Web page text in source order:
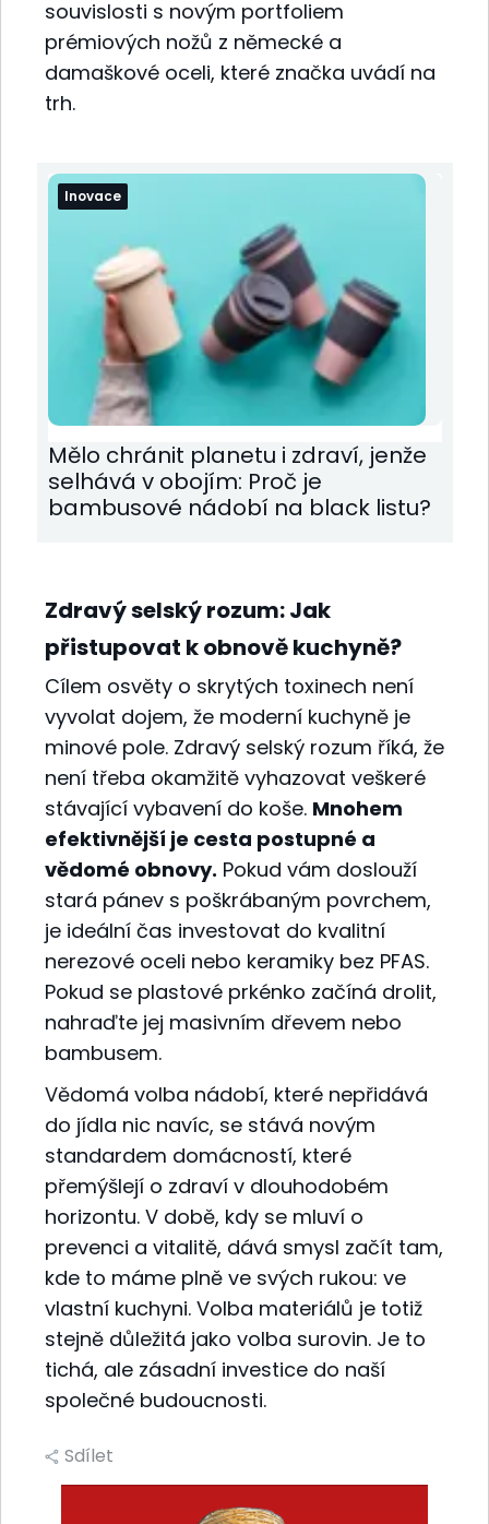
souvislosti s novým portfoliem
prémiových nožů z německé a
damaškové oceli, které značka uvádí na
trh.
Inovace
Mělo chránit planetu i zdraví, jenže
selhává v obojím: Proč je
bambusové nádobí na black listu?
Zdravý selský rozum: Jak
přistupovat k obnově kuchyně?
Cílem osvěty o skrytých toxinech není
vyvolat dojem, že moderní kuchyně je
minové pole. Zdravý selský rozum říká, že
není třeba okamžitě vyhazovat veškeré
stávající vybavení do koše. Mnohem
efektivnější je cesta postupné a
vědomé obnovy. Pokud vám doslouží
stará pánev s poškrábaným povrchem,
je ideální čas investovat do kvalitní
nerezové oceli nebo keramiky bez PFAS.
Pokud se plastové prkénko začíná drolit,
nahraďte jej masivním dřevem nebo
bambusem.
Vědomá volba nádobí, které nepřidává
do jídla nic navíc, se stává novým
standardem domácností, které
přemýšlejí o zdraví v dlouhodobém
horizontu. V době, kdy se mluví o
prevenci a vitalitě, dává smysl začít tam,
kde to máme plně ve svých rukou: ve
vlastní kuchyni. Volba materiálů je totiž
stejně důležitá jako volba surovin. Je to
tichá, ale zásadní investice do naší
společné budoucnosti.
Sdílet